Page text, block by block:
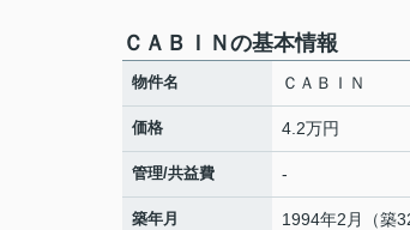
ＣＡＢＩＮの基本情報
物件名 ＣＡＢＩＮ
価格 4.2万円
管理/共益費 -
築年月 1994年2月（築